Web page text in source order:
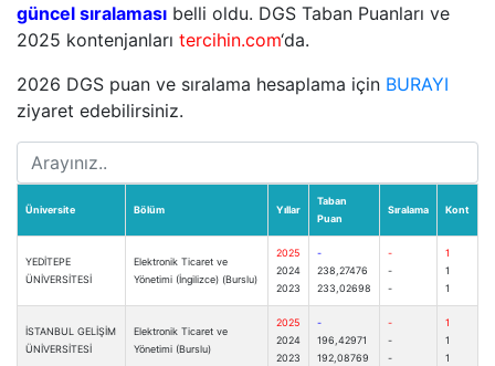
güncel sıralaması belli oldu. DGS Taban Puanları ve
2025 kontenjanları tercihin.com‘da.
2026 DGS puan ve sıralama hesaplama için BURAYI
ziyaret edebilirsiniz.
Üniversite Bölüm Yıllar
Taban
Puan
Sıralama Kont
YEDİTEPE
ÜNİVERSİTESİ
Elektronik Ticaret ve
Yönetimi (İngilizce) (Burslu)
2025
2024
2023
-
238,27476
233,02698
-
-
-
1
1
1
İSTANBUL GELİŞİM
ÜNİVERSİTESİ
Elektronik Ticaret ve
Yönetimi (Burslu)
2025
2024
2023
-
196,42971
192,08769
-
-
-
1
1
1